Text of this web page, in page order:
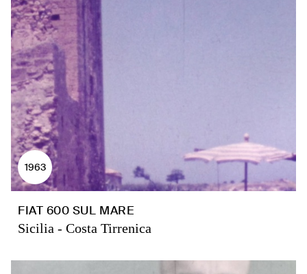
1963
FIAT 600 SUL MARE
Sicilia - Costa Tirrenica